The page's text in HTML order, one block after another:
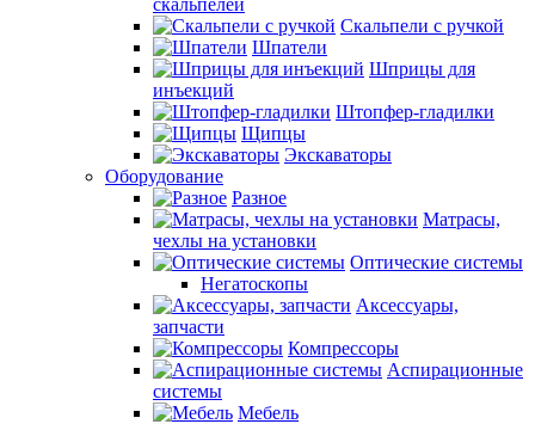
скальпелей
Скальпели с ручкой
Шпатели
Шприцы для
инъекций
Штопфер-гладилки
Щипцы
Экскаваторы
Оборудование
Разное
Матрасы,
чехлы на установки
Оптические системы
Негатоскопы
Аксессуары,
запчасти
Компрессоры
Аспирационные
системы
Мебель